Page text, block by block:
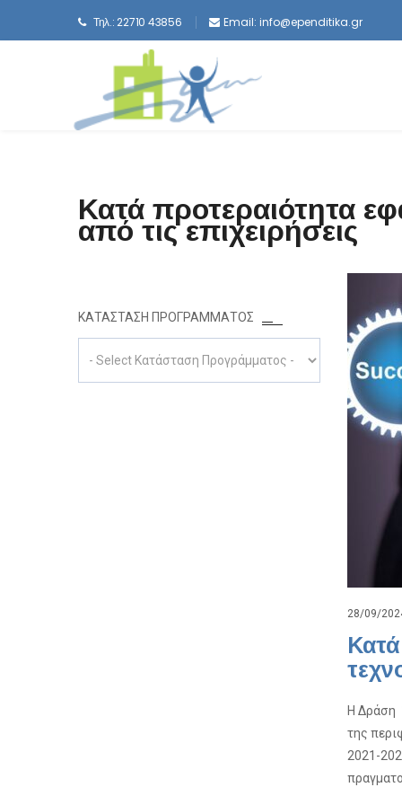
Τηλ.: 22710 43856 Email: info@ependitika.gr
Κατά προτεραιότητα
από τις επιχειρήσεις
28/09/
Η Δράση
της
2021-
ΚΑΤΆΣΤΑΣΗ ΠΡΟΓΡΆΜΜΑΤΟΣ